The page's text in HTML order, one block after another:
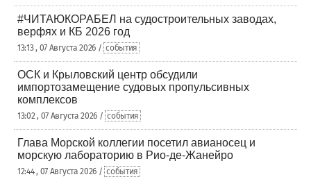
#ЧИТАЮКОРАБЕЛ на судостроительных заводах,
верфях и КБ 2026 год
13:13 , 07 Августа 2026 / события
ОСК и Крыловский центр обсудили
импортозамещение судовых пропульсивных
комплексов
13:02 , 07 Августа 2026 / события
Глава Морской коллегии посетил авианосец и
морскую лабораторию в Рио-де-Жанейро
12:44 , 07 Августа 2026 / события